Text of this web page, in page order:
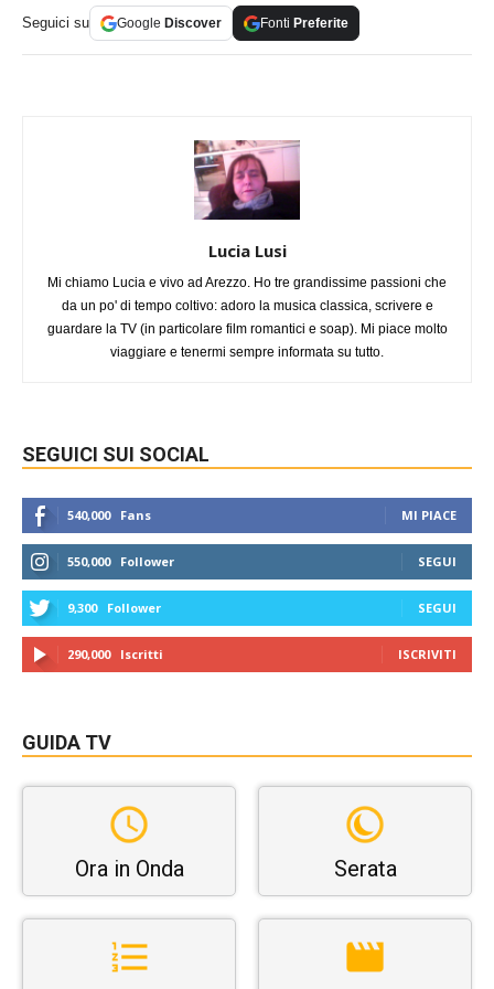
Seguici su Google Discover Fonti Preferite
Lucia Lusi
Mi chiamo Lucia e vivo ad Arezzo. Ho tre grandissime passioni che
da un po' di tempo coltivo: adoro la musica classica, scrivere e
guardare la TV (in particolare film romantici e soap). Mi piace molto
viaggiare e tenermi sempre informata su tutto.
SEGUICI SUI SOCIAL
540,000 Fans MI PIACE
550,000 Follower SEGUI
9,300 Follower SEGUI
290,000 Iscritti ISCRIVITI
GUIDA TV
Ora in Onda Serata